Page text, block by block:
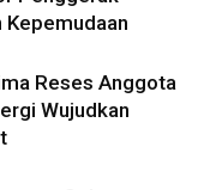
Kepemudaan
Reses Anggota
Wujudkan